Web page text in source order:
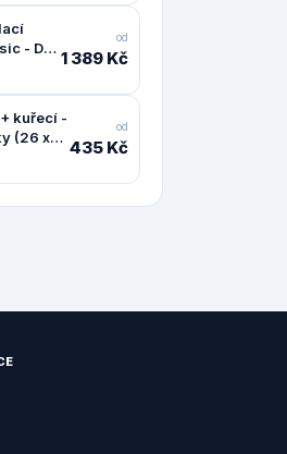
- D
od
1 389 Kč
kuřecí -
(26 x
od
435 Kč